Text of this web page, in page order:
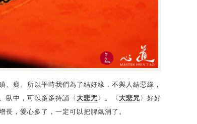
癡。所以平時我們為了結好緣，不與人結惡緣，
臥中，可以多多持誦〈 大悲咒 〉。〈 大悲咒 〉好好
長，愛心多了，一定可以把脾氣消了。